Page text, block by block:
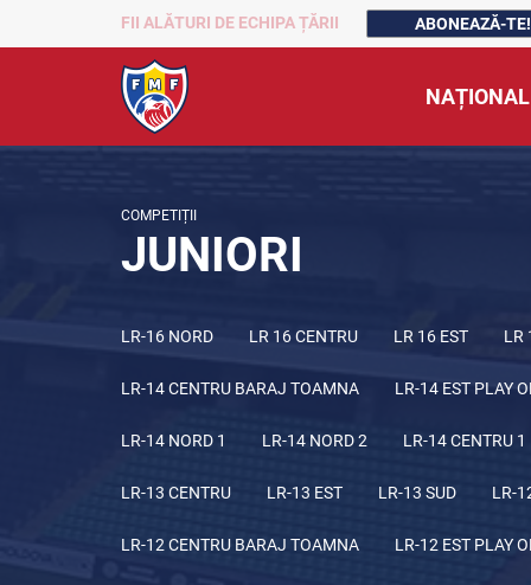
FII ALĂTURI DE ECHIPA ȚĂRII ABONEAZĂ-TE!
COMPETIȚII
JUNIORI
LR-16 NORD LR 16 CENTRU LR 16 EST LR
LR-14 CENTRU BARAJ TOAMNA LR-14 EST PLAY
LR-14 NORD 1 LR-14 NORD 2 LR-14 CENTRU 1
LR-13 CENTRU LR-13 EST LR-13 SUD LR-
LR-12 CENTRU BARAJ TOAMNA LR-12 EST PLAY